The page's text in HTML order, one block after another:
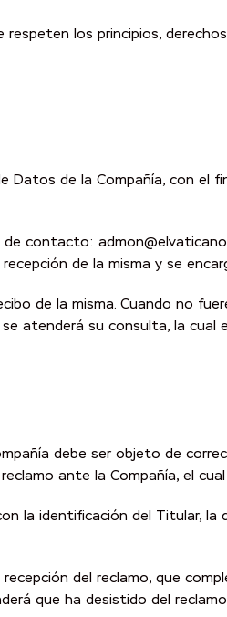
los principios,
de la Compañía, con el
contacto:
de la misma y se
de la misma. Cuando no
atenderá su consulta, la cual
debe ser objeto de
ante la Compañía, el
la identificación del Titular, la
del reclamo, que
que ha desistido del reclamo.